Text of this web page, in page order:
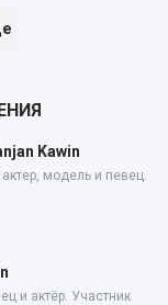
Kawin
модель и певец.
и актёр. Участник